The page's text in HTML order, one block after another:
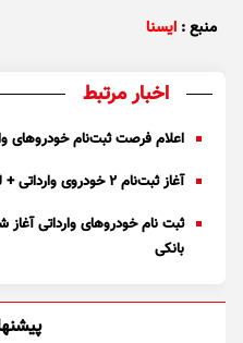
منبع : ایسنا
اخبار مرتبط
اعلام فرصت ثبت‌نام خودرو‌های
آغاز ثبت‌نام ۲ خودروی وارداتی + لینک و شرایط ثبت‌نام
ثبت نام خودرو‌های وارداتی
بانکی